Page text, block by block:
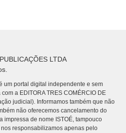
LTDA
um portal digital independente e sem
a EDITORA TRES COMÉRCIO DE
judicial). Informamos também que não
não oferecemos cancelamento do
impressa de nome ISTOÉ, tampouco
responsabilizamos apenas pelo